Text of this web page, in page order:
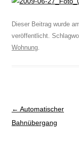
Dieser Beitrag wurde
veröffentlicht.
Wohnung.
Beitragsnavigation
← Automatischer
Bahnübergang